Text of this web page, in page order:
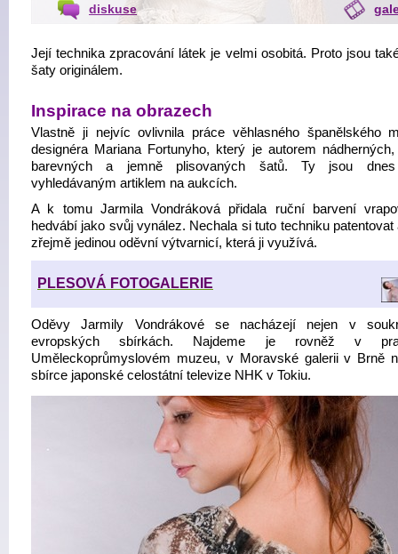
diskuse
Její technika zpracování látek je velmi osobitá. Proto jsou
šaty originálem.
Inspirace na obrazech
Vlastně ji nejvíc ovlivnila práce věhlasného španělského
designéra Mariana Fortunyho, který je autorem nádherných,
barevných a jemně plisovaných šatů. Ty jsou
vyhledávaným artiklem na aukcích.
A k tomu Jarmila Vondráková přidala ruční barvení
hedvábí jako svůj vynález. Nechala si tuto techniku patentovat
zřejmě jedinou oděvní výtvarnicí, která ji využívá.
PLESOVÁ FOTOGALERIE
Oděvy Jarmily Vondrákové se nacházejí nejen v
evropských sbírkách. Najdeme je rovněž v
Uměleckoprůmyslovém muzeu, v Moravské galerii v Brně
sbírce japonské celostátní televize NHK v Tokiu.